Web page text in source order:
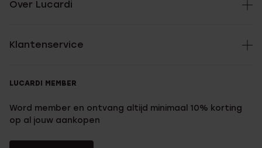
Over Lucardi
Klantenservice
LUCARDI MEMBER
Word member en ontvang altijd minimaal 10% korting
op al jouw aankopen